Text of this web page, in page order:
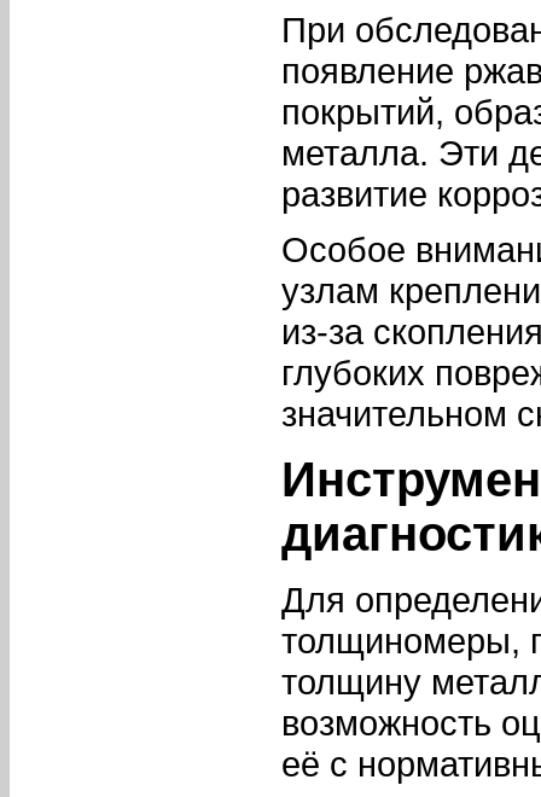
При
появление
покрытий,
металла. Эти
развитие
Особое
узлам
из-за
глубоких
значительном
Для
толщиномеры,
толщину
возможность
её с